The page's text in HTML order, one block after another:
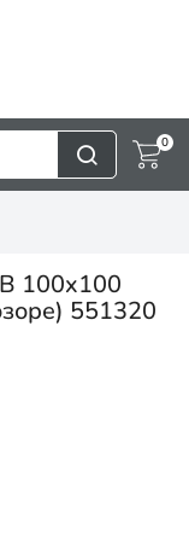
0
100x100
551320